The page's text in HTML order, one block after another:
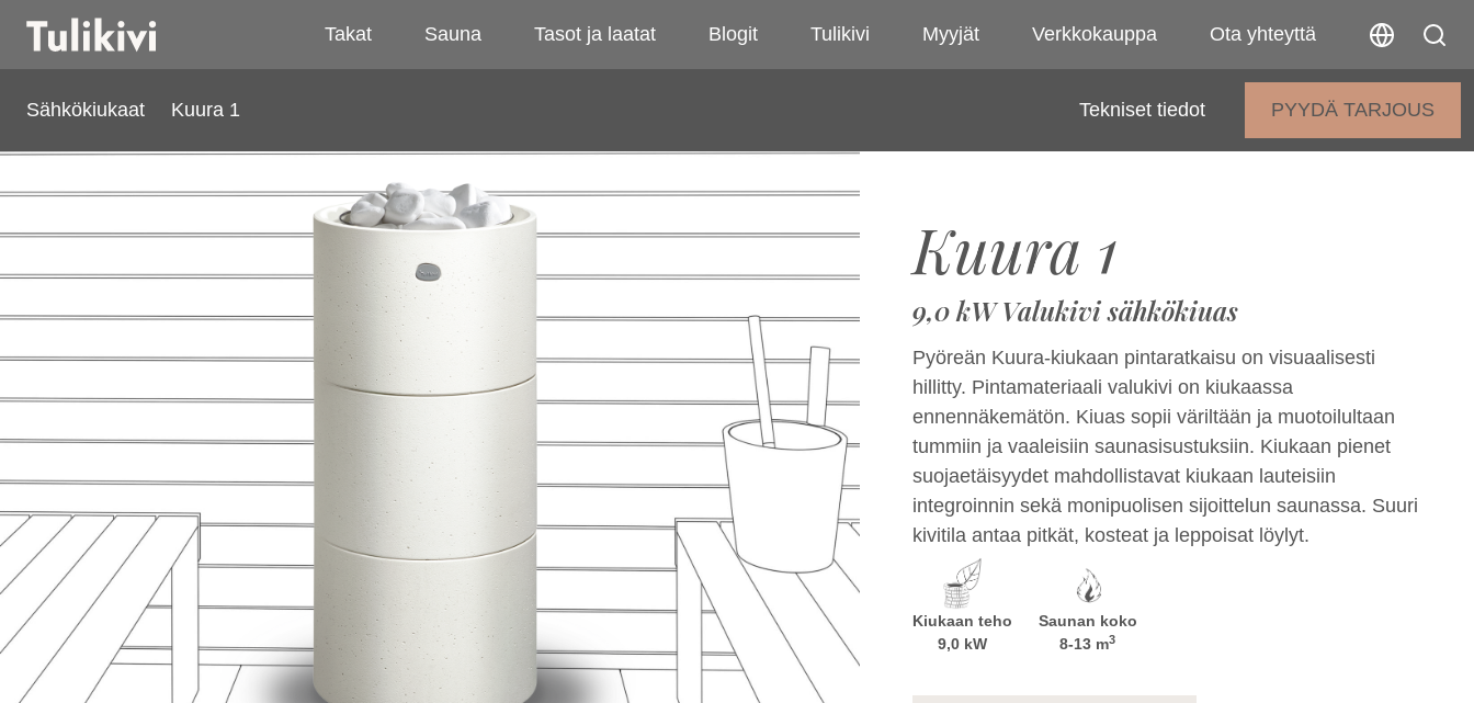
Takat Sauna Tasot ja laatat Blogit Tulikivi Myyjät Verkkokauppa Ota yhteyttä
Sähkökiukaat Kuura 1 Tekniset tiedot PYYDÄ TARJOUS
Kuura 1
Kuura 1
9,0 kW Valukivi sähkökiuas
Pyöreän Kuura-kiukaan pintaratkaisu on visuaalisesti
hillitty. Pintamateriaali valukivi on kiukaassa
ennennäkemätön. Kiuas sopii väriltään ja muotoilultaan
tummiin ja vaaleisiin saunasisustuksiin. Kiukaan pienet
suojaetäisyydet mahdollistavat kiukaan lauteisiin
integroinnin sekä monipuolisen sijoittelun saunassa. Suuri
kivitila antaa pitkät, kosteat ja leppoisat löylyt.
Kiukaan teho
9,0 kW
Saunan koko
8-13 m3